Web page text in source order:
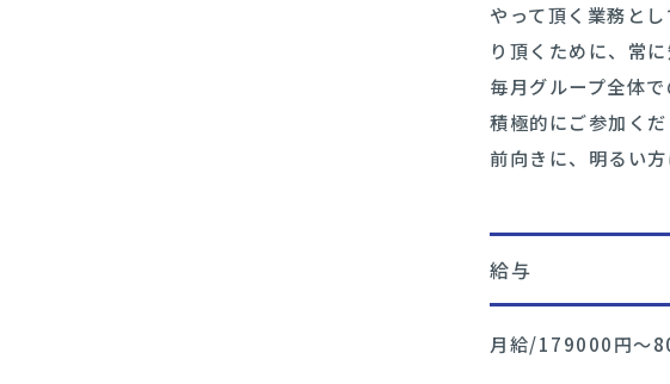
やって頂く業務と
り頂くために、常
毎月グループ全体
積極的にご参加くだ
前向きに、明るい
給与
月給/179000円〜